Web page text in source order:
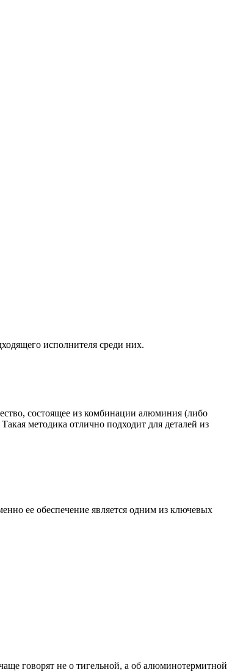
исполнителя среди них.
состоящее из комбинации алюминия (либо
методика отлично подходит для деталей из
ее обеспечение является одним из ключевых
говорят не о тигельной, а об алюминотермитной